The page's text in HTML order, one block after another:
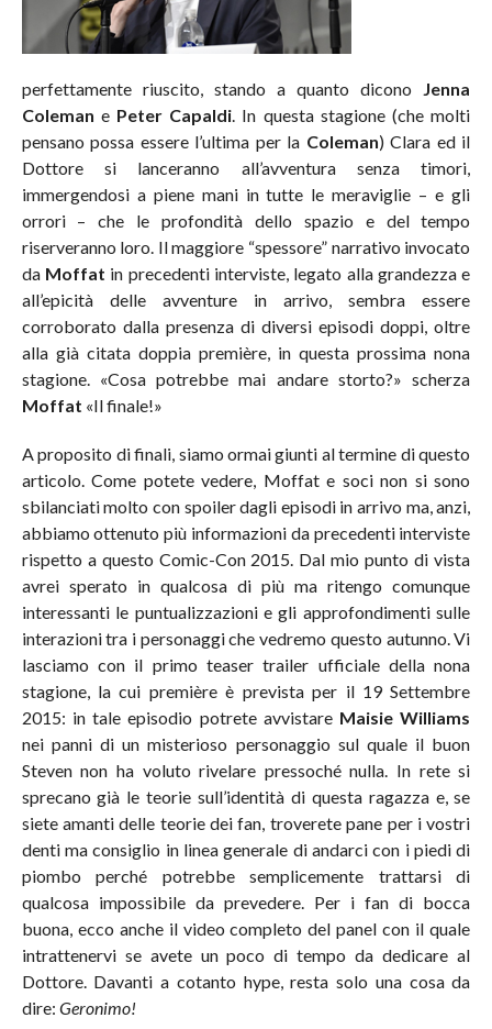
perfettamente riuscito, stando a quanto dicono Jenna
Coleman e Peter Capaldi. In questa stagione (che molti
pensano possa essere l’ultima per la Coleman) Clara ed il
Dottore si lanceranno all’avventura senza timori,
immergendosi a piene mani in tutte le meraviglie – e gli
orrori – che le profondità dello spazio e del tempo
riserveranno loro. Il maggiore “spessore” narrativo invocato
da Moffat in precedenti interviste, legato alla grandezza e
all’epicità delle avventure in arrivo, sembra essere
corroborato dalla presenza di diversi episodi doppi, oltre
alla già citata doppia première, in questa prossima nona
stagione. «Cosa potrebbe mai andare storto?» scherza
Moffat «Il finale!»
A proposito di finali, siamo ormai giunti al termine di questo
articolo. Come potete vedere, Moffat e soci non si sono
sbilanciati molto con spoiler dagli episodi in arrivo ma, anzi,
abbiamo ottenuto più informazioni da precedenti interviste
rispetto a questo Comic-Con 2015. Dal mio punto di vista
avrei sperato in qualcosa di più ma ritengo comunque
interessanti le puntualizzazioni e gli approfondimenti sulle
interazioni tra i personaggi che vedremo questo autunno. Vi
lasciamo con il primo teaser trailer ufficiale della nona
stagione, la cui première è prevista per il 19 Settembre
2015: in tale episodio potrete avvistare Maisie Williams
nei panni di un misterioso personaggio sul quale il buon
Steven non ha voluto rivelare pressoché nulla. In rete si
sprecano già le teorie sull’identità di questa ragazza e, se
siete amanti delle teorie dei fan, troverete pane per i vostri
denti ma consiglio in linea generale di andarci con i piedi di
piombo perché potrebbe semplicemente trattarsi di
qualcosa impossibile da prevedere. Per i fan di bocca
buona, ecco anche il video completo del panel con il quale
intrattenervi se avete un poco di tempo da dedicare al
Dottore. Davanti a cotanto hype, resta solo una cosa da
dire: Geronimo!